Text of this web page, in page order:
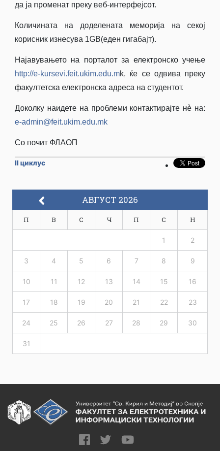
да ја променат преку веб-интерфејсот.
Количината на дoделeната меморија на секој
корисник изнесува 1GB(еден гигабајт).
Најавувањето на порталот за електронско учење
http://e-kursevi.feit.ukim.edu.mk, ќе се одвива преку
факултетска електронска адреса на студентот.
Доколку наидете на проблеми контактирајте нè нa:
e-admin@feit.ukim.edu.mk
Со почит ФЛАОП
II циклус
АВГУСТ 2026
П В С Ч П С Н
1 2
3 4 5 6 7 8 9
10 11 12 13 14 15 16
17 18 19 20 21 22 23
24 25 26 27 28 29 30
31